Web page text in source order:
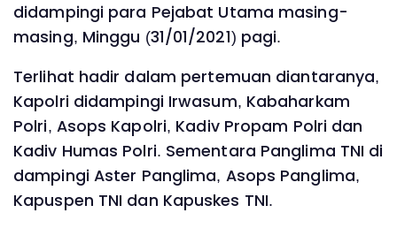
didampingi para Pejabat Utama masing-
masing, Minggu (31/01/2021) pagi.
Terlihat hadir dalam pertemuan diantaranya,
Kapolri didampingi Irwasum, Kabaharkam
Polri, Asops Kapolri, Kadiv Propam Polri dan
Kadiv Humas Polri. Sementara Panglima TNI di
dampingi Aster Panglima, Asops Panglima,
Kapuspen TNI dan Kapuskes TNI.